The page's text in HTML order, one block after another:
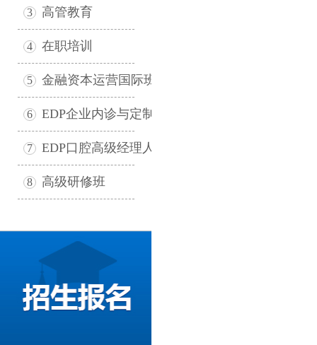
3 高管教育
4 在职培训
5 金融资本运营国际班
6 EDP企业内诊与定制
7 EDP口腔高级经理人
8 高级研修班